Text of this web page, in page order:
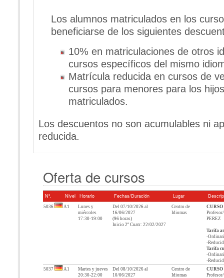
Los alumnos matriculados en los
beneficiarse de los siguientes
10% en matriculaciones de otros
cursos específicos del mismo
Matrícula reducida en cursos de
cursos para menores para los
matriculados.
Los descuentos no son acumulables ni
reducida.
Oferta de cursos
Nº. Nivel Horario Fechas/Duración Lugar
5036 A1
Lunes y
miércoles
17:30-19:00
Del 07/10/2026al
16/06/2027
(96horas)
Inicio 2º Cuatr: 22/02/2027
Centro de
Idiomas
PEREZ
Tarifa
-
-
Tarifa
-
-
5037
A1
Martes y jueves
20:30-22:00
Del 08/10/2026al
10/06/2027
Centro de
Idiomas